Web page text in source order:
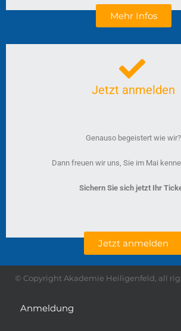
Mehr Infos
Jetzt anmelden
Genauso begeistert wie wir?
Dann freuen wir uns, Sie im Mai
Sichern Sie sich jetzt Ihr
Jetzt anmelden
© Copyright Akademie Heiligenfeld, all
Anmeldung